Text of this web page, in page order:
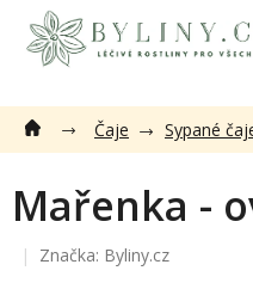
obsah
Čaje Sypané
Mařenka -
Značka: Byliny.cz